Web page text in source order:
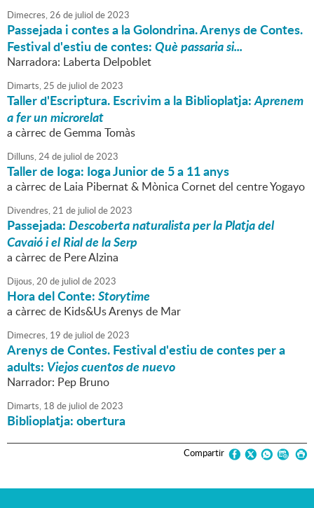
Dimecres,26 de juliol de2023
Passejada i contes a la Golondrina. Arenys de Contes.
Festival d'estiu de contes:Què passaria si...
Narradora: Laberta Delpoblet
Dimarts,25 de juliol de2023
Taller d'Escriptura. Escrivim a la Biblioplatja:Aprenem
a fer un microrelat
a càrrec de Gemma Tomàs
Dilluns,24de juliol de2023
Taller de Ioga: Ioga Junior de 5 a 11 anys
a càrrec de Laia Pibernat & Mònica Cornet del centre Yogayo
Divendres,21 de juliol de2023
Passejada:Descoberta naturalista per la Platja del
Cavaió i el Rial de la Serp
a càrrec de Pere Alzina
Dijous,20 de juliol de2023
Hora del Conte:Storytime
a càrrec de Kids&Us Arenys de Mar
Dimecres, 19 de juliol de2023
Arenys de Contes. Festival d'estiu de contes per a
adults: Viejos cuentos de nuevo
Narrador: Pep Bruno
Dimarts, 18 de juliol de2023
Biblioplatja: obertura
Compartir